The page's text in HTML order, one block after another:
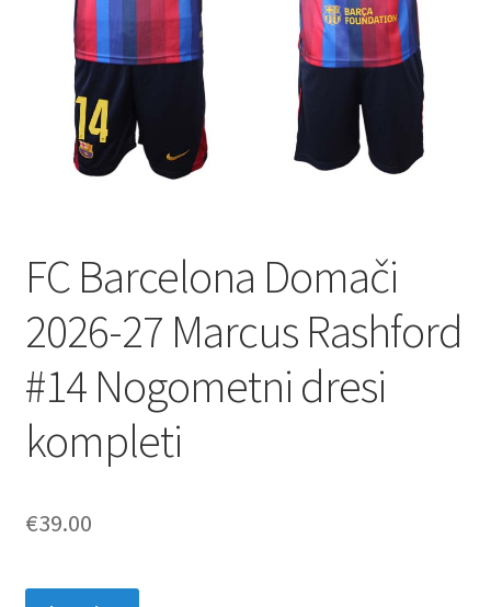
FC Barcelona Domači
2026-27 Marcus Rashford
#14 Nogometni dresi
kompleti
€39.00